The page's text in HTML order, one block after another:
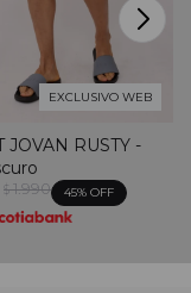
EXCLUSIVO WEB
JOVAN RUSTY -
$ 1.990 45